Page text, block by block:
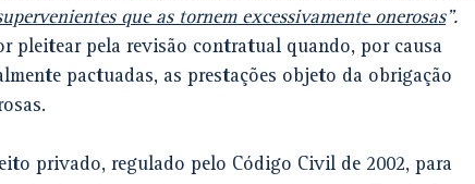
que as tornem excessivamente onerosas".
pleitear pela revisão contratual quando, por causa
pactuadas, as prestações objeto da obrigação
privado, regulado pelo Código Civil de 2002, para